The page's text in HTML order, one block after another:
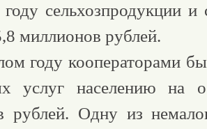
сельхозпродукции и
миллионов рублей.
году кооператорами
услуг населению на
рублей. Одну из